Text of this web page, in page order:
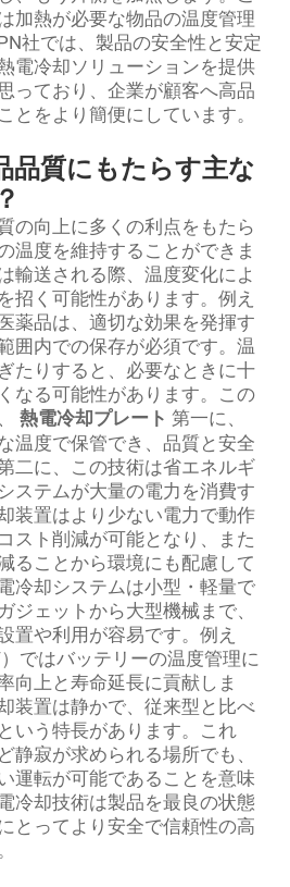
加熱が必要な物品の温度管理
社では、製品の安全性と安定
電冷却ソリューションを提供
っており、企業が顧客へ高品
とをより簡便にしています。
品質にもたらす主な
の向上に多くの利点をもたら
温度を維持することができま
輸送される際、温度変化によ
招く可能性があります。例え
薬品は、適切な効果を発揮す
囲内での保存が必須です。温
たりすると、必要なときに十
なる可能性があります。この
熱電冷却プレート 第一に、
温度で保管でき、品質と安全
二に、この技術は省エネルギ
ステムが大量の電力を消費す
装置はより少ない電力で動作
スト削減が可能となり、また
ることから環境にも配慮して
冷却システムは小型・軽量で
ジェットから大型機械まで、
置や利用が容易です。例え
ではバッテリーの温度管理に
向上と寿命延長に貢献しま
装置は静かで、従来型と比べ
いう特長があります。これ
静寂が求められる場所でも、
運転が可能であることを意味
冷却技術は製品を最良の状態
とってより安全で信頼性の高